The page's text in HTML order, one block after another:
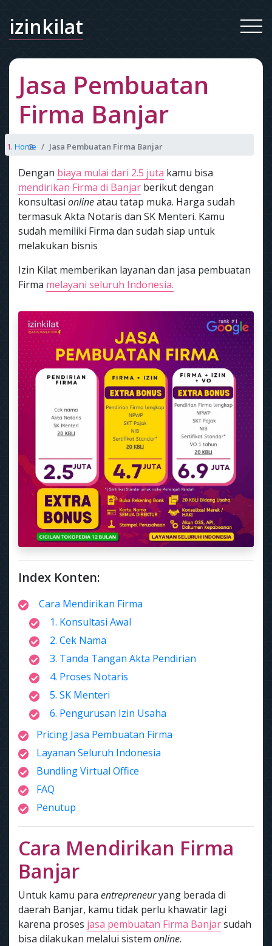
izinkilat
Jasa Pembuatan
Firma Banjar
Home Jasa Pembuatan Firma Banjar
Dengan biaya mulai dari 2.5 juta kamu bisa
mendirikan Firma di Banjar berikut dengan
konsultasi onlineatau tatap muka. Harga sudah
termasuk Akta Notaris dan SK Menteri. Kamu
sudah memiliki Firma dan sudah siap untuk
melakukan bisnis
Izin Kilat memberikan layanan dan jasa pembuatan
Firma melayani seluruh Indonesia.
Index Konten:
Cara Mendirikan Firma
1. Konsultasi Awal
2. Cek Nama
3. Tanda Tangan Akta Pendirian
4. Proses Notaris
5. SK Menteri
6. Pengurusan Izin Usaha
Pricing Jasa Pembuatan Firma
Layanan Seluruh Indonesia
Bundling Virtual Office
FAQ
Penutup
Cara Mendirikan Firma
Banjar
Untuk kamu para entrepreneuryang berada di
daerah Banjar, kamu tidak perlu khawatir lagi
karena proses jasa pembuatan Firma Banjarsudah
bisa dilakukan melalui sistem online.